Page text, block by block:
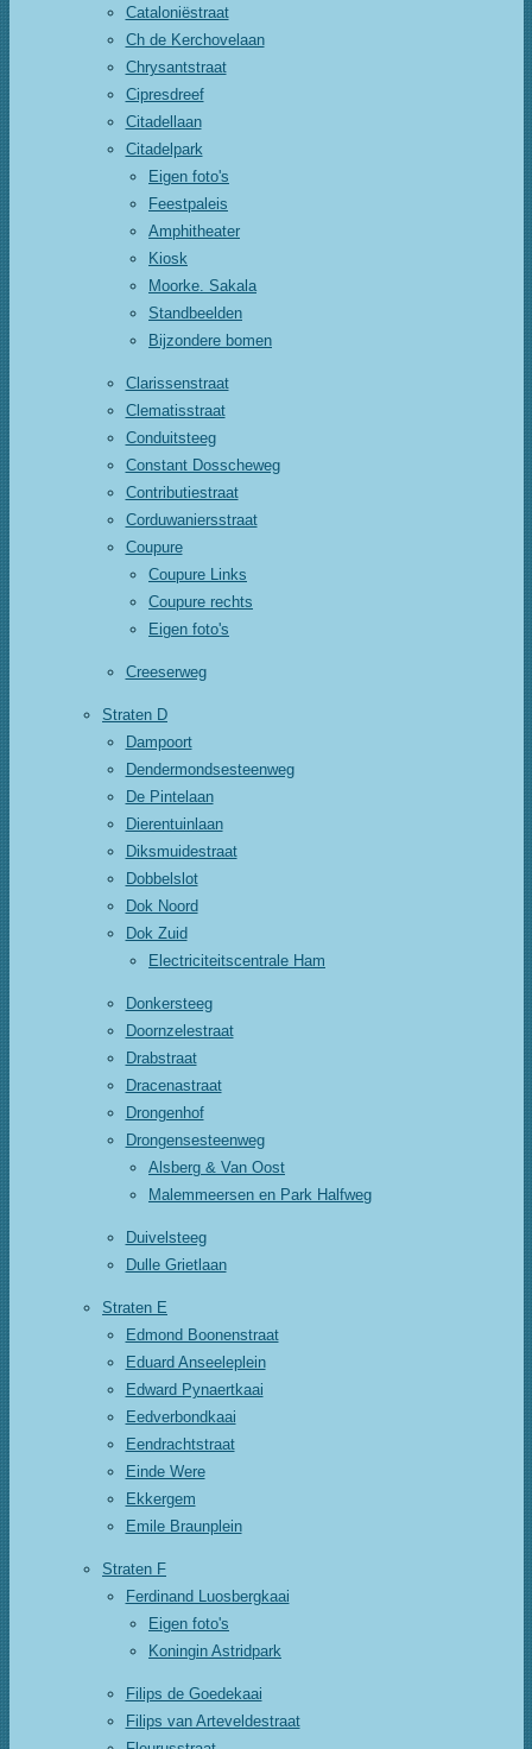
Cataloniëstraat
Ch de Kerchovelaan
Chrysantstraat
Cipresdreef
Citadellaan
Citadelpark
Eigen foto's
Feestpaleis
Amphitheater
Kiosk
Moorke. Sakala
Standbeelden
Bijzondere bomen
Clarissenstraat
Clematisstraat
Conduitsteeg
Constant Dosscheweg
Contributiestraat
Corduwaniersstraat
Coupure
Coupure Links
Coupure rechts
Eigen foto's
Creeserweg
Straten D
Dampoort
Dendermondsesteenweg
De Pintelaan
Dierentuinlaan
Diksmuidestraat
Dobbelslot
Dok Noord
Dok Zuid
Electriciteitscentrale Ham
Donkersteeg
Doornzelestraat
Drabstraat
Dracenastraat
Drongenhof
Drongensesteenweg
Alsberg & Van Oost
Malemmeersen en Park Halfweg
Duivelsteeg
Dulle Grietlaan
Straten E
Edmond Boonenstraat
Eduard Anseeleplein
Edward Pynaertkaai
Eedverbondkaai
Eendrachtstraat
Einde Were
Ekkergem
Emile Braunplein
Straten F
Ferdinand Luosbergkaai
Eigen foto's
Koningin Astridpark
Filips de Goedekaai
Filips van Arteveldestraat